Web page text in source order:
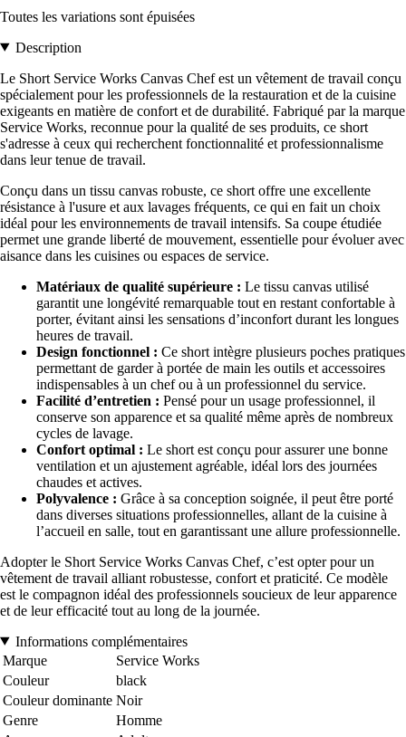
Toutes les variations sont épuisées
Description
Le Short Service Works Canvas Chef est un vêtement de travail conçu
spécialement pour les professionnels de la restauration et de la cuisine
exigeants en matière de confort et de durabilité. Fabriqué par la marque
Service Works, reconnue pour la qualité de ses produits, ce short
s'adresse à ceux qui recherchent fonctionnalité et professionnalisme
dans leur tenue de travail.
Conçu dans un tissu canvas robuste, ce short offre une excellente
résistance à l'usure et aux lavages fréquents, ce qui en fait un choix
idéal pour les environnements de travail intensifs. Sa coupe étudiée
permet une grande liberté de mouvement, essentielle pour évoluer avec
aisance dans les cuisines ou espaces de service.
Matériaux de qualité supérieure : Le tissu canvas utilisé
garantit une longévité remarquable tout en restant confortable à
porter, évitant ainsi les sensations d’inconfort durant les longues
heures de travail.
Design fonctionnel : Ce short intègre plusieurs poches pratiques
permettant de garder à portée de main les outils et accessoires
indispensables à un chef ou à un professionnel du service.
Facilité d’entretien : Pensé pour un usage professionnel, il
conserve son apparence et sa qualité même après de nombreux
cycles de lavage.
Confort optimal : Le short est conçu pour assurer une bonne
ventilation et un ajustement agréable, idéal lors des journées
chaudes et actives.
Polyvalence : Grâce à sa conception soignée, il peut être porté
dans diverses situations professionnelles, allant de la cuisine à
l’accueil en salle, tout en garantissant une allure professionnelle.
Adopter le Short Service Works Canvas Chef, c’est opter pour un
vêtement de travail alliant robustesse, confort et praticité. Ce modèle
est le compagnon idéal des professionnels soucieux de leur apparence
et de leur efficacité tout au long de la journée.
Informations complémentaires
Marque
Service Works
Couleur
black
Couleur dominante Noir
Genre
Homme